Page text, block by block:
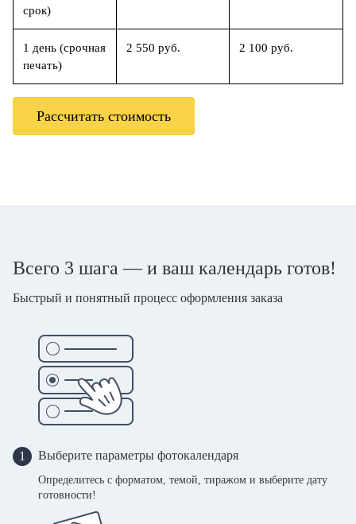
срок)
1 день (срочная
печать)
2 550 руб. 2 100 руб.
Рассчитать стоимость
Всего 3 шага — и ваш календарь готов!
Быстрый и понятный процесс оформления заказа
1 Выберите параметры фотокалендаря
Определитесь с форматом, темой, тиражом и выберите дату
готовности!